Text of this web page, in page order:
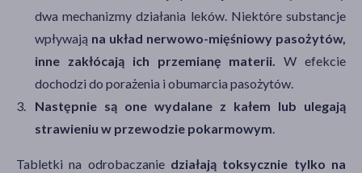
dwa mechanizmy działania leków. Niektóre substancje
wpływają na układ nerwowo-mięśniowy pasożytów,
inne zakłócają ich przemianę materii.
W efekcie
dochodzi do porażenia i obumarcia pasożytów.
Następnie są one wydalane z kałem lub ulegają
strawieniu w przewodzie pokarmowym
Tabletki na odrobaczanie działają toksycznie tylko na